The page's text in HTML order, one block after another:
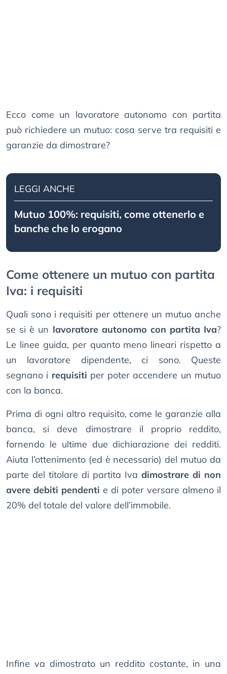
Ecco come un lavoratore autonomo con partita
può richiedere un mutuo: cosa serve tra requisiti e
garanzie da dimostrare?
LEGGI ANCHE
Mutuo 100%: requisiti, come ottenerlo e
banche che lo erogano
Come ottenere un mutuo con partita
Iva: i requisiti
Quali sono i requisiti per ottenere un mutuo anche
se si è un lavoratore autonomo con partita Iva?
Le linee guida, per quanto meno lineari rispetto a
un lavoratore dipendente, ci sono. Queste
segnano i requisiti per poter accendere un mutuo
con la banca.
Prima di ogni altro requisito, come le garanzie alla
banca, si deve dimostrare il proprio reddito,
fornendo le ultime due dichiarazione dei redditi.
Aiuta l’ottenimento (ed è necessario) del mutuo da
parte del titolare di partita Iva dimostrare di non
avere debiti pendenti e di poter versare almeno il
20% del totale del valore dell’immobile.
Infine va dimostrato un reddito costante, in una